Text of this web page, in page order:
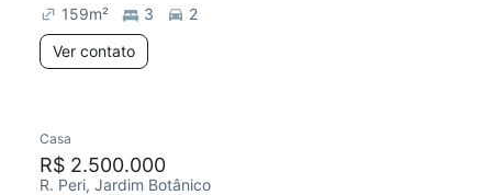
159m² 3
2
Ver contato
Chegou este mês
Casa
R$ 2.500.000
R. Peri, Jardim Botânico